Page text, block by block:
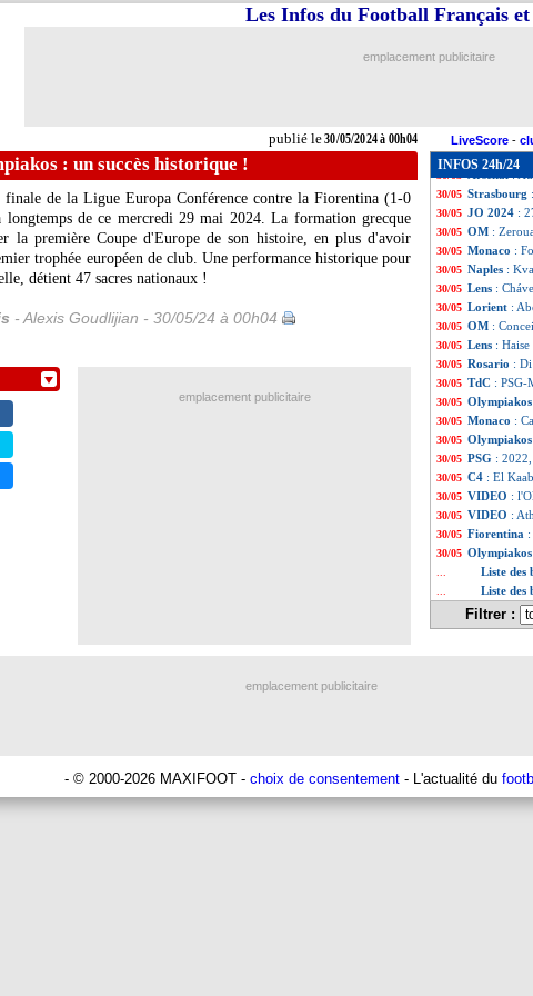
publié le30/05/2024 à 00h04
Les Infos du Football Français
emplacement publicitaire
LiveScore -
: un succès historique !
finale de la Ligue Europa Conférence contre la Fiorentina (1-0
longtemps de ce mercredi 29 mai 2024. La formation grecque
la première Coupe d'Europe de son histoire, en plus d'avoir
trophée européen de club. Une performance historique pour
détient 47 sacres nationaux !
- Alexis Goudlijian - 30/05/24 à 00h04
INFOS 24h/24
30/05 Bologne:
30/05 Lens: El
30/05 OM:
30/05 Milan:
30/05 OM:
:
30/05 Strasbourg
30/05 JO 2024 :
30/05 OM :
30/05 Monaco :
30/05 Naples :
30/05 Lens :
30/05 Lorient :
30/05 OM :
30/05 Lens :
30/05 Rosario :
30/05 TdC : PSG-
30/05 Olympiakos
30/05 Monaco :
30/05 Olympiakos
30/05 PSG :
30/05 C4 : El
30/05 VIDEO :
30/05 VIDEO :
30/05 Fiorentina
30/05 Olympiakos
Liste des
Liste des
Filtrer :
emplacement publicitaire
emplacement publicitaire
- © 2000-2026 MAXIFOOT - choix de consentement - L'actualité du